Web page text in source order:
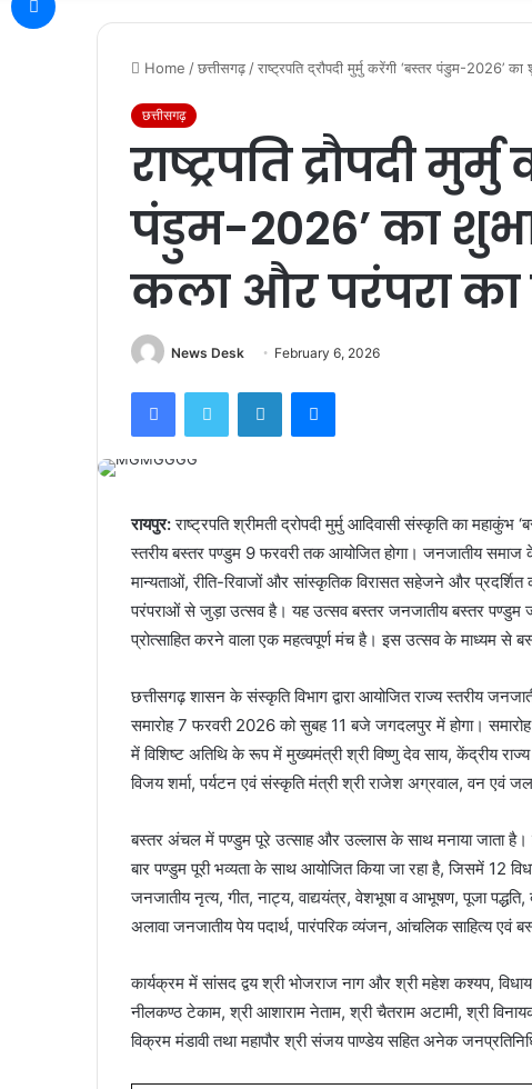
Home /छत्तीसगढ़ /राष्ट्रपति द्रौपदी मुर्मु करेंगी ‘बस्तर पंडुम-
छत्तीसगढ़
राष्ट्रपति द्रौपदी
पंडुम-2026’ का
कला और परंपरा का
News Desk February 6, 2026
रायपुर:राष्ट्रपति श्रीमती द्रोपदी मुर्मु आदिवासी संस्कृति का
स्तरीय बस्तर पण्डुम 9 फरवरी तक आयोजित होगा। जनजातीय
मान्यताओं, रीति-रिवाजों और सांस्कृतिक विरासत सहेजने और
परंपराओं से जुड़ा उत्सव है। यह उत्सव बस्तर जनजातीय बस्तर पण्डुम
प्रोत्साहित करने वाला एक महत्वपूर्ण मंच है। इस उत्सव के माध्यम से
छत्तीसगढ़ शासन के संस्कृति विभाग द्वारा आयोजित राज्य स्तरीय
समारोह 7 फरवरी 2026 को सुबह 11 बजे जगदलपुर में होगा।
में विशिष्ट अतिथि के रूप में मुख्यमंत्री श्री विष्णु देव साय, केंद्रीय
विजय शर्मा, पर्यटन एवं संस्कृति मंत्री श्री राजेश अग्रवाल, वन एवं
बस्तर अंचल में पण्डुम पूरे उत्साह और उल्लास के साथ मनाया जाता
बार पण्डुम पूरी भव्यता के साथ आयोजित किया जा रहा है, जिसमें 12
जनजातीय नृत्य, गीत, नाट्य, वाद्ययंत्र, वेशभूषा व आभूषण, पूजा
अलावा जनजातीय पेय पदार्थ, पारंपरिक व्यंजन, आंचलिक साहित्य एवं
कार्यक्रम में सांसद द्वय श्री भोजराज नाग और श्री महेश कश्यप,
नीलकण्ठ टेकाम, श्री आशाराम नेताम, श्री चैतराम अटामी, श्री
विक्रम मंडावी तथा महापौर श्री संजय पाण्डेय सहित अनेक